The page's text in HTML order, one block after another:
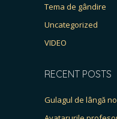
Tema de gândire
Uncategorized
VIDEO
RECENT POSTS
Gulagul de lângă